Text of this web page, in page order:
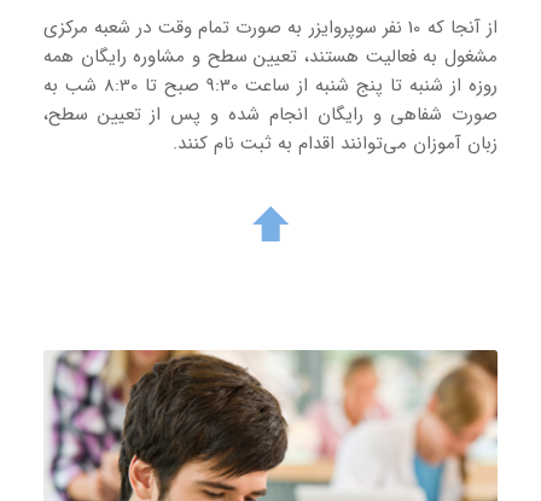
از آنجا که 10 نفر سوپروایزر به صورت تمام وقت در شعبه مرکزی
مشغول به فعالیت هستند، تعیین سطح و مشاوره رایگان همه
روزه از شنبه تا پنج شنبه از ساعت 9:30 صبح تا 8:30 شب به
صورت شفاهی و رایگان انجام شده و پس از تعیین سطح،
زبان آموزان می‌توانند اقدام به ثبت نام کنند.